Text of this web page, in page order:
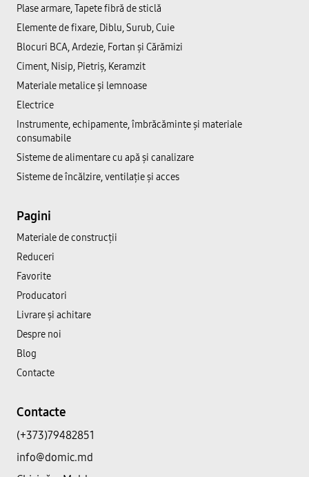
Plase armare, Tapete fibră de sticlă
Elemente de fixare, Diblu, Surub, Cuie
Blocuri BCA, Ardezie, Fortan și Cărămizi
Ciment, Nisip, Pietriș, Keramzit
Materiale metalice și lemnoase
Electrice
Instrumente, echipamente, îmbrăcăminte și materiale
consumabile
Sisteme de alimentare cu apă și canalizare
Sisteme de încălzire, ventilație și acces
Pagini
Materiale de construcții
Reduceri
Favorite
Producatori
Livrare și achitare
Despre noi
Blog
Contacte
Contacte
(+373)79482851
info@domic.md